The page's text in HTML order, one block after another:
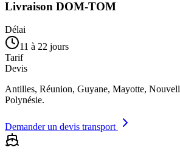
Livraison DOM-TOM
Délai
11 à 22 jours
Tarif
Devis
Antilles, Réunion, Guyane, Mayotte,
Polynésie.
Demander un devis transport